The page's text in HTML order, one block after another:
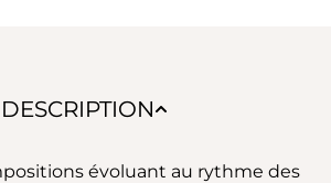
DESCRIPTION
évoluant au rythme des